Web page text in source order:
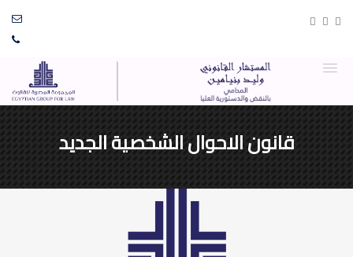
قانون الاحوال الشخصية الجديد